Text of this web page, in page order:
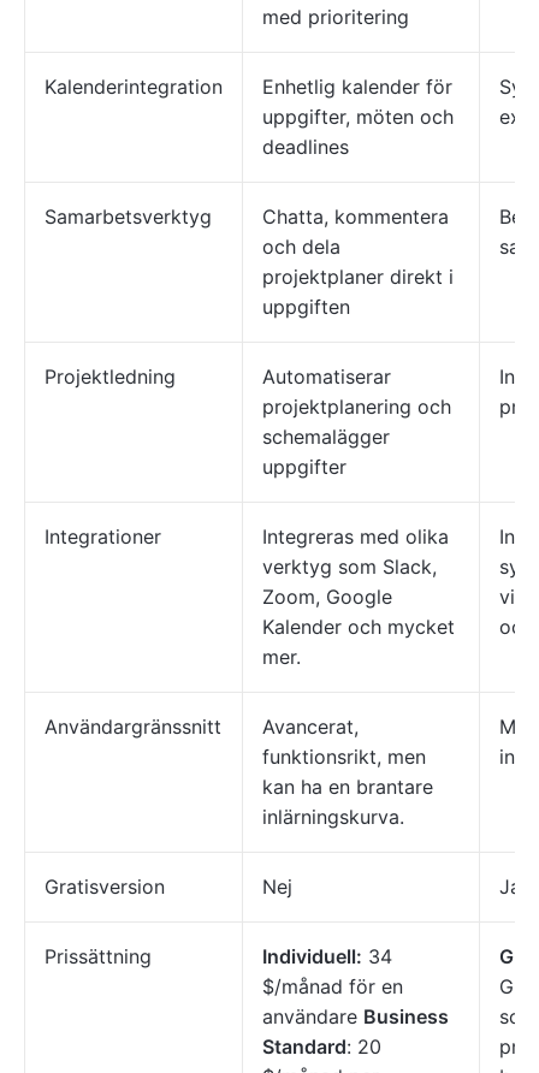
med prioritering
Kalenderintegration
Enhetlig kalender för
uppgifter, möten och
deadlines
Samarbetsverktyg
Chatta, kommentera
och dela
projektplaner direkt i
uppgiften
Projektledning
Automatiserar
projektplanering och
schemalägger
uppgifter
Integrationer
Integreras med olika
verktyg som Slack,
Zoom, Google
Kalender och mycket
mer.
och
Användargränssnitt
Avancerat,
funktionsrikt, men
kan ha en brantare
inlärningskurva.
Gratisversion Nej Ja
Prissättning Individuell: 34
$/månad för en
användare Business
Standard: 20